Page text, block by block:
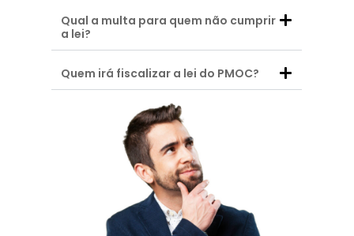
Qual a multa para quem não cumprir
a lei?
Quem irá fiscalizar a lei do PMOC?